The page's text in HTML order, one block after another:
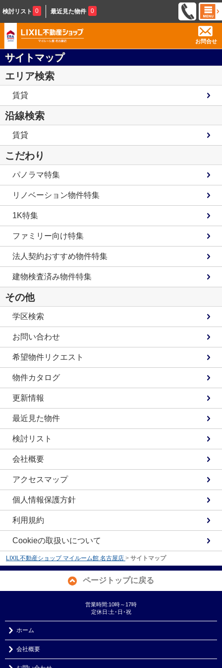
検討リスト 0 最近見た物件 0
お問合せ
サイトマップ
エリア検索
賃貸
沿線検索
賃貸
こだわり
パノラマ特集
リノベーション物件特集
1K特集
ファミリー向け特集
法人契約おすすめ物件特集
建物検査済み物件特集
その他
学区検索
お問い合わせ
希望物件リクエスト
物件カタログ
更新情報
最近見た物件
検討リスト
会社概要
アクセスマップ
個人情報保護方針
利用規約
Cookieの取扱いについて
LIXIL不動産ショップ マイルーム館 名古屋店 > サイトマップ
ページトップに戻る
営業時間:10時～17時
定休日:土･日･祝
ホーム
会社概要